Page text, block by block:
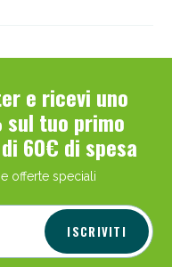
e ricevi uno
tuo primo
60€ di spesa
offerte speciali
ISCRIVITI